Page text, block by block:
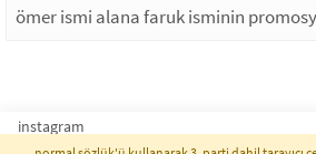
ömer ismi alana faruk isminin
instagram